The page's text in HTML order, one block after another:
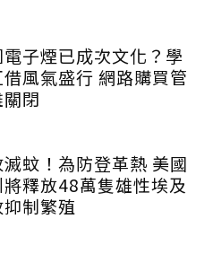
子煙已成次文化？學
借風氣盛行 網路購買管
閉
蚊！為防登革熱 美國
將釋放48萬隻雄性埃及
制繁殖